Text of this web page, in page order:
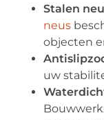
Stalen
neus
objecten
uw